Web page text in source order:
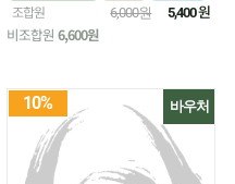
조합원 6,000원 5,400원
비조합원 6,600원
바우처
10%